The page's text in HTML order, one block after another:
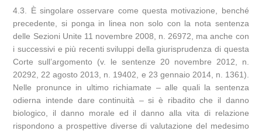
4.3. È singolare osservare come questa motivazione, benché
precedente, si ponga in linea non solo con la nota sentenza
delle Sezioni Unite 11 novembre 2008, n. 26972, ma anche con
i successivi e più recenti sviluppi della giurisprudenza di questa
Corte sull’argomento (v. le sentenze 20 novembre 2012, n.
20292, 22 agosto 2013, n. 19402, e 23 gennaio 2014, n. 1361).
Nelle pronunce in ultimo richiamate – alle quali la sentenza
odierna intende dare continuità – si è ribadito che il danno
biologico, il danno morale ed il danno alla vita di relazione
rispondono a prospettive diverse di valutazione del medesimo